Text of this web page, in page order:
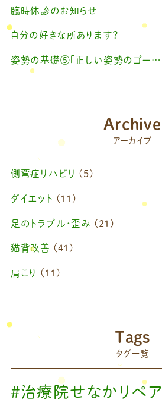
臨時休診のお知らせ
自分の好きな所あります？
姿勢の基礎⑤「正しい姿勢のゴールを知る（正しい姿勢とは？）」
Archive
アーカイブ
側弯症リハビリ (5)
ダイエット (11)
足のトラブル・歪み (21)
猫背改善 (41)
肩こり (11)
Tags
タグ一覧
#治療院せなかリペア